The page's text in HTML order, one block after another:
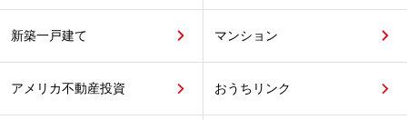
新築一戸建て マンション
アメリカ不動産投資 おうちリンク